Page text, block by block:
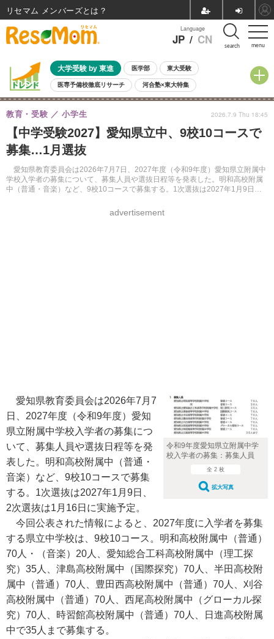
menu
Language
JP / CN search
大学受験 by 東進 医学部 東大受験
医専予備校徹底リサーチ 河合塾×東大特集
親子で考える大学選び 高校受験 中学受験 小学校受験
共通テスト 夏休み
8月開催イベント・WS 全国公立高校 過去問 人気記事
自由研究教材（小学生向け）
【中学受験2027】愛知県立中、9校10コースで
募集…1月選抜
愛知県教育委員会は2026年7月7日、2027年度（令和9年度）愛知県立附属中
学校入学者の募集について、募集人員や選抜日程等を発表した。明和高校附属
中（普通・音楽）など、9校10コースで募集する。1次選抜は2027年1月9日、2
教育・受験 小学生
advertisement
2026.7.9 Thu 18:45
令和9年度愛知県立附属中学
校入学者の募集：募集人員
全 2 枚
拡大写真
愛知県教育委員会は2026年7月7
日、2027年度（令和9年度）愛知
県立附属中学校入学者の募集につ
いて、募集人員や選抜日程等を発
表した。明和高校附属中（普通・
音楽）など、9校10コースで募集
する。1次選抜は2027年1月9日、
2次選抜は1月16日に実施予定。
今回公表された情報によると、2027年度に入学者を募集
する県立中学校は、9校10コース。明和高校附属中（普通）
70人・（音楽）20人、愛知総合工科高校附属中（理工探
究）35人、津島高校附属中（国際探究）70人、半田高校附
属中（普通）70人、豊田西高校附属中（普通）70人、刈谷
高校附属中（普通）70人、西尾高校附属中（グローカル探
究）70人、時習館高校附属中（普通）70人、日進高校附属
中で35人まで募集する。
リセマム メンバーズ